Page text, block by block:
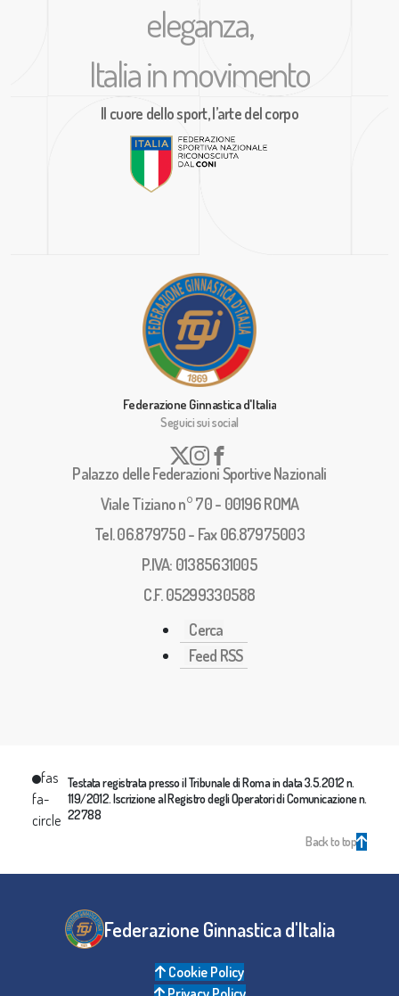
eleganza,
Italia in movimento
Il cuore dello sport, l’arte del corpo
Federazione Ginnastica d'Italia
Seguici sui social
Palazzo delle Federazioni Sportive Nazionali
Viale Tiziano n° 70 - 00196 ROMA
Tel. 06.879750 - Fax 06.87975003
P.IVA: 01385631005
C.F. 05299330588
Cerca
Feed RSS
fas
fa-
circle
Testata registrata presso il Tribunale di Roma in data 3.5.2012 n.
119/2012. Iscrizione al Registro degli Operatori di Comunicazione n.
22788
Back to top
Federazione Ginnastica d'Italia
Cookie Policy